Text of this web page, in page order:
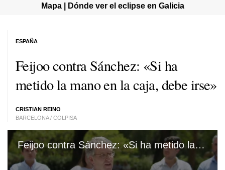
Mapa | Dónde ver el eclipse en Galicia
Feijoo contra Sánchez: «Si ha
metido la mano en la caja, debe irse»
CRISTIAN REINO
BARCELONA / COLPISA
ESPAÑA
Feijoo contra Sánchez: «Si ha metido la mano en la caja, debe irse»